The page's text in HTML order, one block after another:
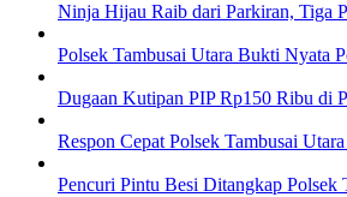
Ninja Hijau Raib dari Parkiran, Tiga
Polsek Tambusai Utara Bukti Nyata
Dugaan Kutipan PIP Rp150 Ribu di
Respon Cepat Polsek Tambusai
Pencuri Pintu Besi Ditangkap Polsek